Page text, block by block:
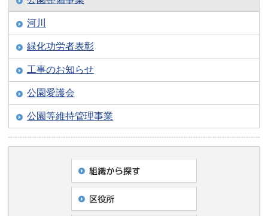
河川
緑化功労者表彰
工事のお知らせ
公園愛護会
公園等維持管理事業